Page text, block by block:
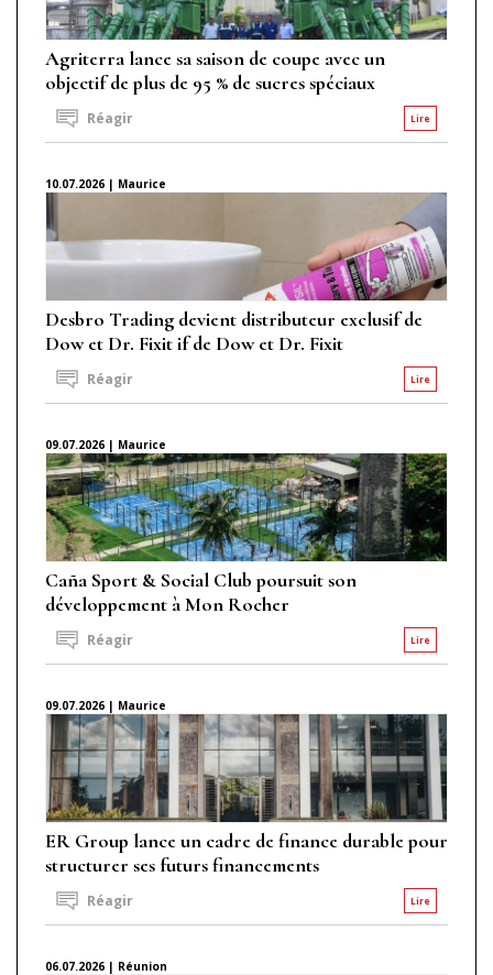
Agriterra lance sa saison de coupe avec un
objectif de plus de 95 % de sucres spéciaux
Lire
Réagir
10.07.2026 | Maurice
Desbro Trading devient distributeur exclusif de
Dow et Dr. Fixit if de Dow et Dr. Fixit
Lire
Réagir
09.07.2026 | Maurice
Caña Sport & Social Club poursuit son
développement à Mon Rocher
Lire
Réagir
09.07.2026 | Maurice
ER Group lance un cadre de finance durable pour
structurer ses futurs financements
Lire
Réagir
06.07.2026 | Réunion